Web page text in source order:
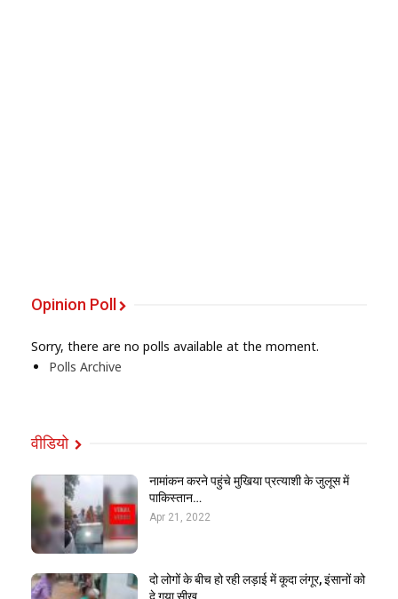
Opinion Poll
Sorry, there are no polls available at the moment.
Polls Archive
वीडियो
नामांकन करने पहुंचे मुखिया प्रत्याशी के जुलूस में
पाकिस्तान…
Apr 21, 2022
दो लोगों के बीच हो रही लड़ाई में कूदा लंगूर, इंसानों को
दे गया सीख